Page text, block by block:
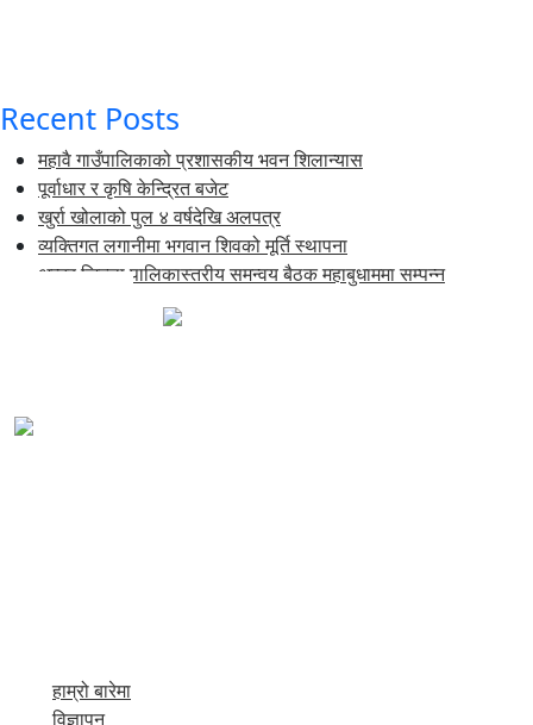
Recent Posts
महावै गाउँपालिकाको प्रशासकीय भवन शिलान्यास
पूर्वाधार र कृषि केन्द्रित बजेट
खुर्रा खोलाको पुल ४ वर्षदेखि अलपत्र
व्यक्तिगत लगानीमा भगवान शिवको मूर्ति स्थापना
अन्तर जिल्ला पालिकास्तरीय समन्वय बैठक महाबुधाममा सम्पन्न
हाम्रो बारेमा
विज्ञापन